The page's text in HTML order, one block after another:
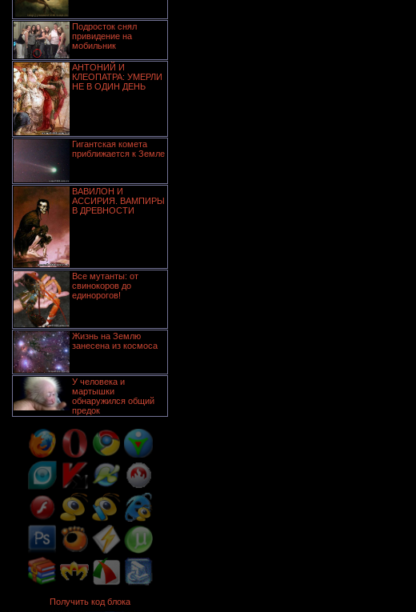
Подросток снял
привидение на
мобильник
АНТОНИЙ И
КЛЕОПАТРА: УМЕРЛИ
НЕ В ОДИН ДЕНЬ
Гигантская комета
приближается к Земле
ВАВИЛОН И
АССИРИЯ. ВАМПИРЫ
В ДРЕВНОСТИ
Все мутанты: от
свинокоров до
единорогов!
Жизнь на Землю
занесена из космоса
У человека и
мартышки
обнаружился общий
предок
Получить код блока